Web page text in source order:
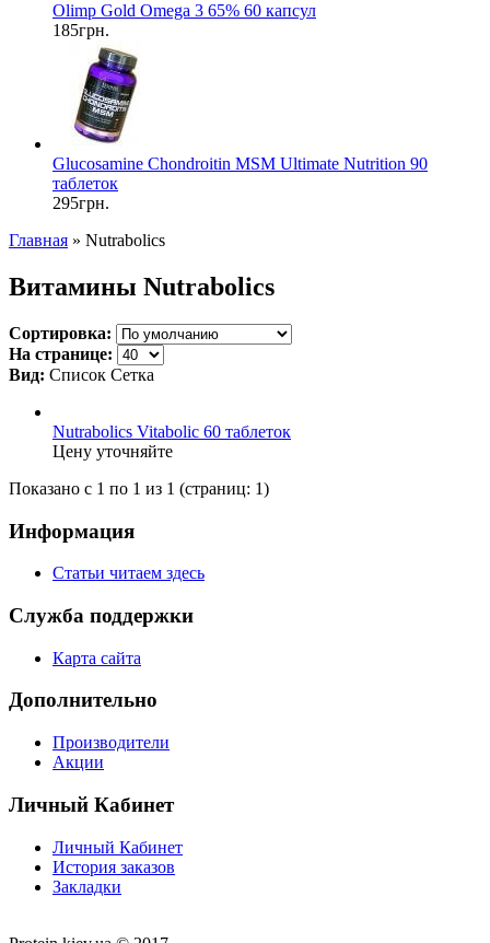
Olimp Gold Omega 3 65% 60 капсул
185грн.
Glucosamine Chondroitin MSM Ultimate Nutrition 90
таблеток
295грн.
Главная » Nutrabolics
Витамины Nutrabolics
Сортировка:
На странице:
Вид: Список Сетка
Nutrabolics Vitabolic 60 таблеток
Цену уточняйте
Показано с 1 по 1 из 1 (страниц: 1)
Информация
Статьи читаем здесь
Служба поддержки
Карта сайта
Дополнительно
Производители
Акции
Личный Кабинет
Личный Кабинет
История заказов
Закладки